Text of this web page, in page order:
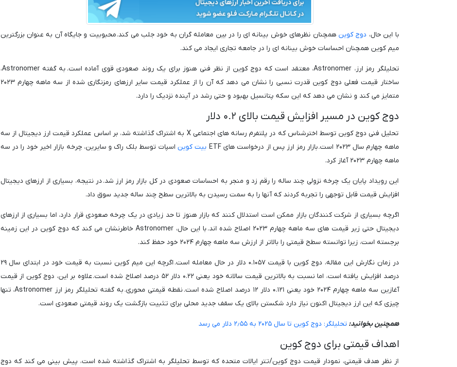
با این حال، دوج کوین همچنان نظرهای خوش بینانه ای را در بین معامله گران به خود جلب می کند. محبوبیت و جایگاه آن به عنوان بزرگترین
میم کوین همچنان احساسات خوش بینانه ای را در جامعه تجاری ایجاد می کند.
تحلیلگر رمز ارز، Astronomer، معتقد است که دوج کوین از نظر فنی هنوز برای یک روند صعودی قوی آماده است. به گفته Astronomer،
ساختار قیمت فعلی دوج کوین قدرت نسبی را نشان می دهد که آن را از عملکرد قیمت سایر ارزهای رمزنگاری شده از سه ماهه چهارم ۲۰۲۳
متمایز می کند و نشان می دهد که این سکه پتانسیل بهبود و حتی رشد در آینده نزدیک را دارد.
دوج کوین در مسیر افزایش قیمت بالای ۰.۲ دلار
تحلیل فنی دوج کوین توسط اخترشناس که در پلتفرم رسانه های اجتماعی X به اشتراک گذاشته شد، بر اساس عملکرد قیمت ارز دیجیتال از سه
ماهه چهارم سال ۲۰۲۳ است. بازار رمز ارز پس از درخواست های ETF
بیت کوین اسپات توسط بلک راک و سایرین، چرخه بازار اخیر خود را در سه
ماهه چهارم ۲۰۲۳ آغاز کرد.
این رویداد پایان یک چرخه نزولی چند ساله را رقم زد و منجر به احساسات صعودی در کل بازار رمز ارز شد. در نتیجه، بسیاری از ارزهای دیجیتال
افزایش قیمت قابل توجهی را تجربه کردند که آنها را به سمت رسیدن به بالاترین سطح چند ساله جدید سوق داد.
اگرچه بسیاری از شرکت کنندگان بازار ممکن است استدلال کنند که بازار هنوز تا حد زیادی در یک چرخه صعودی قرار دارد، اما بسیاری از ارزهای
دیجیتال حتی زیر قیمت های سه ماهه چهارم ۲۰۲۳ اصلاح شده اند. با این حال، Astronomer خاطرنشان می کند که دوج کوین در این زمینه
برجسته است، زیرا توانسته سطح قیمتی را بالاتر از ارزش سه ماهه چهارم ۲۰۲۴ خود حفظ کند.
در زمان نگارش این مقاله، دوج کوین با قیمت ۰.۱۰۵۷ دلار در حال معامله است. اگرچه این میم کوین نسبت به قیمت خود در ابتدای سال ۲۹
درصد افزایش یافته است، اما نسبت به بالاترین قیمت سالانه خود یعنی ۰.۲۲ دلار ۵۲ درصد اصلاح شده است. علاوه بر این، دوج کوین از قیمت
آغازین سه ماهه چهارم ۲۰۲۴ خود یعنی ۰.۱۲۱ دلار ۱۲ درصد اصلاح شده است. نقطه قیمتی محوری. به گفته تحلیلگر رمز ارز Astronomer، تنها
چیزی که این ارز دیجیتال اکنون نیاز دارد شکستن بالای یک سقف جدید محلی برای تثبیت بازگشت یک روند قیمتی صعودی است.
همچنین بخوانید: تحلیلگر: دوج کوین تا سال ۲۰۲۵ به ۲٫۵۵ دلار می رسد
اهداف قیمتی برای دوج کوین
از نظر هدف قیمتی، نمودار قیمت دوج کوین/تتر ایالات متحده که توسط تحلیلگر به اشتراک گذاشته شده است، پیش بینی می کند که دوج